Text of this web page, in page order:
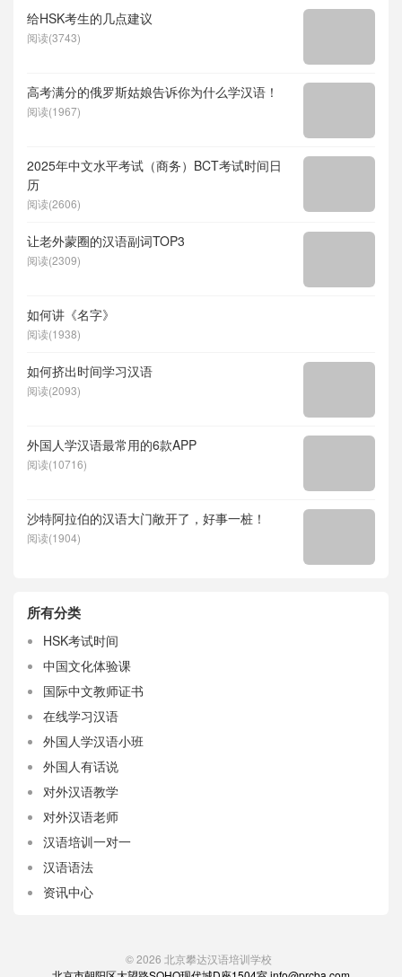
给HSK考生的几点建议
阅读(3743)
高考满分的俄罗斯姑娘告诉你为什么学汉语！
阅读(1967)
2025年中文水平考试（商务）BCT考试时间日
历
阅读(2606)
让老外蒙圈的汉语副词TOP3
阅读(2309)
如何讲《名字》
阅读(1938)
如何挤出时间学习汉语
阅读(2093)
外国人学汉语最常用的6款APP
阅读(10716)
沙特阿拉伯的汉语大门敞开了，好事一桩！
阅读(1904)
所有分类
HSK考试时间
中国文化体验课
国际中文教师证书
在线学习汉语
外国人学汉语小班
外国人有话说
对外汉语教学
对外汉语老师
汉语培训一对一
汉语语法
资讯中心
© 2026 北京攀达汉语培训学校